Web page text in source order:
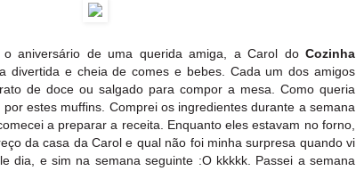
o aniversário de uma querida amiga, a Carol do Cozinha
divertida e cheia de comes e bebes. Cada um dos amigos
de doce ou salgado para compor a mesa. Como queria
estes muffins. Comprei os ingredientes durante a semana
a preparar a receita. Enquanto eles estavam no forno,
da casa da Carol e qual não foi minha surpresa quando vi
dia, e sim na semana seguinte :O kkkkk. Passei a semana